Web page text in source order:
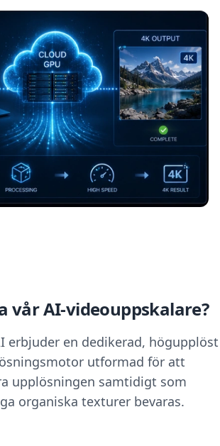
vår AI-videouppskalare?
erbjuder en dedikerad, högupplöst
utformad för att
upplösningen samtidigt som
organiska texturer bevaras.